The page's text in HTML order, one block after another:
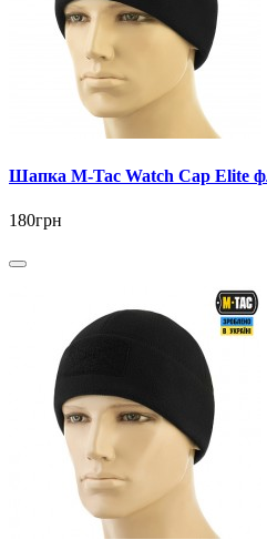
Шапка M-Tac Watch Cap Elite
180грн